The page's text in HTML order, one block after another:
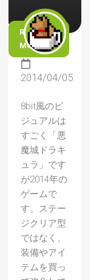
READ
MORE
2014/04/05
8bit風のビ
ジュアルは
すごく「悪
魔城ドラキ
ュラ」です
が2014年の
ゲームで
す。ステー
ジクリア型
ではなく、
装備やアイ
テムを買っ